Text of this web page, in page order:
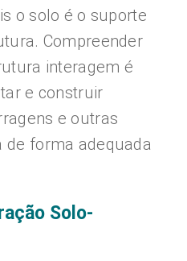
o solo é o suporte
Compreender
interagem é
e construir
e outras
de forma adequada
Solo-